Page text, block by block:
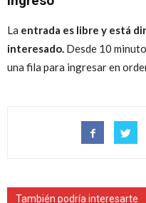
La entrada es libre y está
interesado. Desde 10
una fila para ingresar en
También podría interesarte